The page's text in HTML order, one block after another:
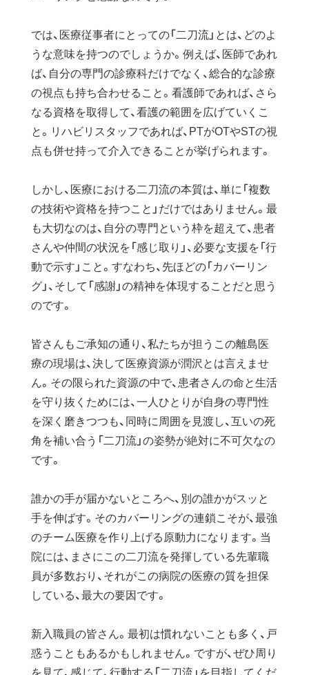
では、医療従事者にとっての「二刀流」とは、どのよ
うな意味を持つのでしょうか。例えば、医師であれ
ば、自分の専門の診療科だけでなく、総合的な診療
の視点も持ち合わせること。看護師であれば、さら
なる資格を取得して、看護の範囲を広げていくこ
と。リハビリスタッフであれば、PTがOTやSTの視
点も併せ持って介入できることが挙げられます。
しかし、医療における二刀流の本質は、単に「複数
の技術や資格を持つこと」だけではありません。最
も大切なのは、自分の専門という枠を超えて、患者
さんや仲間の状況を「感じ取り」、必要な支援を「行
動で示す」こと。すなわち、先ほどの「カバーリン
グ」、そして「感謝」の精神を体現することだと思う
のです。
皆さんもご承知の通り、私たちが担うこの離島医
療の現場は、決して医療資源が潤沢とは言えませ
ん。その限られた資源の中で、患者さんの命と生活
を守り抜くためには、一人ひとりが自身の専門性
を深く磨きつつも、同時に周囲を見渡し、互いの死
角を補い合う「二刀流」の姿勢が絶対に不可欠なの
です。
誰かの手が届かないところへ、別の誰かがスッと
手を伸ばす。そのカバーリングの連鎖こそが、最強
のチーム医療を作り上げる原動力になります。当
院には、まさにこの二刀流を発揮している先輩職
員が多数おり、それがこの病院の医療の質を担保
している、最大の要因です。
新入職員の皆さん。最初は慣れないことも多く、戸
惑うこともあるかもしれません。ですが、ぜひ周り